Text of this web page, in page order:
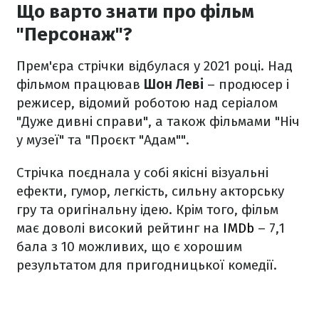
Що варто знати про фільм
"Персонаж"?
Прем'єра стрічки відбулася у 2021 році. Над
фільмом працював Шон Леві – продюсер і
режисер, відомий роботою над серіалом
"Дуже дивні справи", а також фільмами "Ніч
у музеї" та "Проєкт "Адам"".
Стрічка поєднала у собі якісні візуальні
ефекти, гумор, легкість, сильну акторську
гру та оригінальну ідею. Крім того, фільм
має доволі високий рейтинг на IMDb – 7,1
бала з 10 можливих, що є хорошим
результатом для пригодницької комедії.